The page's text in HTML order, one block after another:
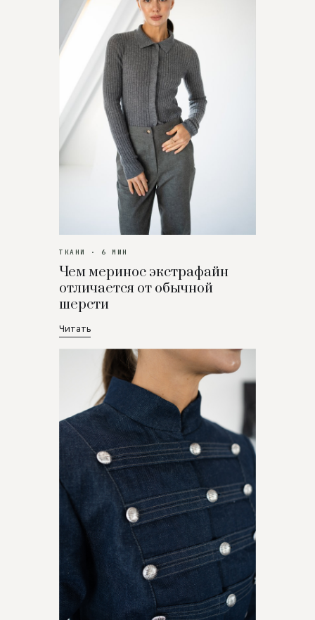
ТКАНИ · 6 МИН
Чем меринос экстрафайн
отличается от обычной
шерсти
Читать